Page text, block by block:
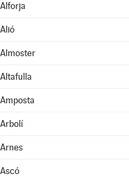
Alforja
Alió
Almoster
Altafulla
Amposta
Arbolí
Arnes
Ascó